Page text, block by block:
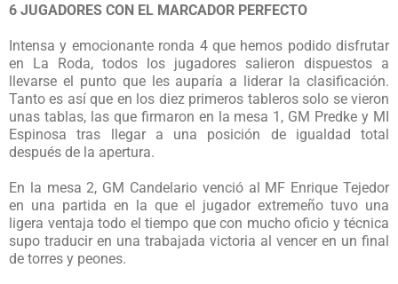
6 JUGADORES CON EL MARCADOR PERFECTO
Intensa y emocionante ronda 4 que hemos podido disfrutar
en La Roda, todos los jugadores salieron dispuestos a
llevarse el punto que les auparía a liderar la clasificación.
Tanto es así que en los diez primeros tableros solo se vieron
unas tablas, las que firmaron en la mesa 1, GM Predke y MI
Espinosa tras llegar a una posición de igualdad total
después de la apertura.
En la mesa 2, GM Candelario venció al MF Enrique Tejedor
en una partida en la que el jugador extremeño tuvo una
ligera ventaja todo el tiempo que con mucho oficio y técnica
supo traducir en una trabajada victoria al vencer en un final
de torres y peones.